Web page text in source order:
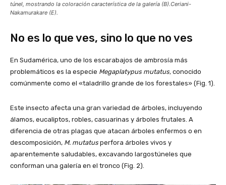
túnel, mostrando la coloración característica de la galería (B).Ceriani-
Nakamurakare (E).
No es lo que ves, sino lo que no ves
En Sudamérica, uno de los escarabajos de ambrosía más
problemáticos es la especie Megaplatypus mutatus, conocido
comúnmente como el «taladrillo grande de los forestales» (Fig. 1).
Este insecto afecta una gran variedad de árboles, incluyendo
álamos, eucaliptos, robles, casuarinas y árboles frutales. A
diferencia de otras plagas que atacan árboles enfermos o en
descomposición, M. mutatus perfora árboles vivos y
aparentemente saludables, excavando largostúneles que
conforman una galería en el tronco (Fig. 2).